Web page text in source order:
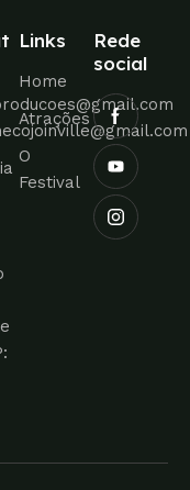
Links
Home
Atrações
O
Festival
Rede
social